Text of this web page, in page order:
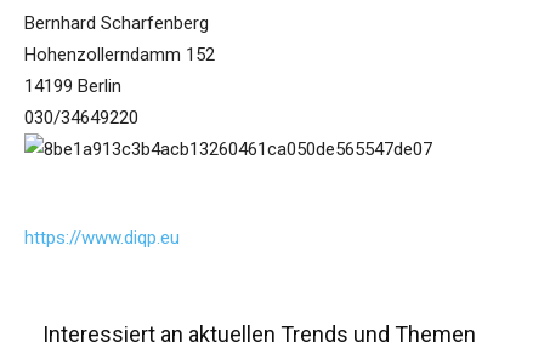
Bernhard Scharfenberg
Hohenzollerndamm 152
14199 Berlin
030/34649220
https://www.diqp.eu
Interessiert an aktuellen Trends und Themen